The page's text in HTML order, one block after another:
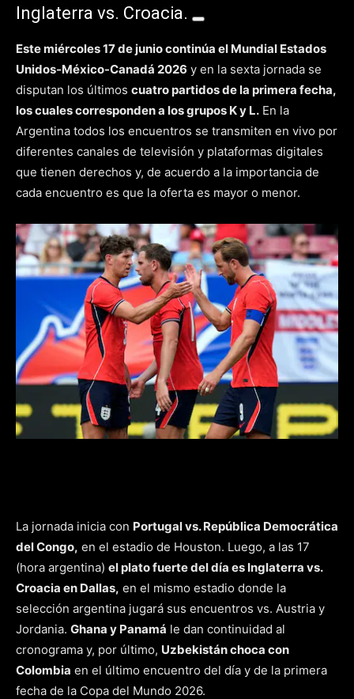
Inglaterra vs. Croacia.
Este miércoles 17 de junio continúa el Mundial Estados
Unidos-México-Canadá 2026 y en la sexta jornada se
disputan los últimos cuatro partidos de la primera fecha,
los cuales corresponden a los grupos K y L. En la
Argentina todos los encuentros se transmiten en vivo por
diferentes canales de televisión y plataformas digitales
que tienen derechos y, de acuerdo a la importancia de
cada encuentro es que la oferta es mayor o menor.
La jornada inicia con Portugal vs. República Democrática
del Congo, en el estadio de Houston. Luego, a las 17
(hora argentina) el plato fuerte del día es Inglaterra vs.
Croacia en Dallas, en el mismo estadio donde la
selección argentina jugará sus encuentros vs. Austria y
Jordania. Ghana y Panamá le dan continuidad al
cronograma y, por último, Uzbekistán choca con
Colombia en el último encuentro del día y de la primera
fecha de la Copa del Mundo 2026.